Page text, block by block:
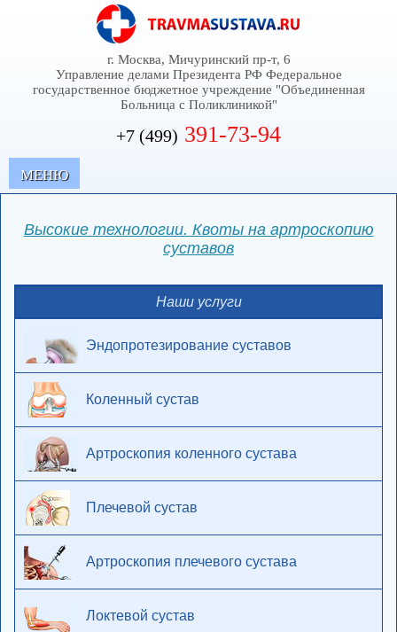
г. Москва, Мичуринский пр-т, 6
Управление делами Президента РФ Федеральное
государственное бюджетное учреждение "Объединенная
Больница с Поликлиникой"
+7 (499) 391-73-94
MЕНЮ
Высокие технологии. Квоты на артроскопию
суставов
Наши услуги
Эндопротезирование суставов
Коленный сустав
Артроскопия коленного сустава
Плечевой сустав
Артроскопия плечевого сустава
Локтевой сустав